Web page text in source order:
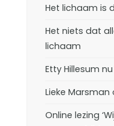
Het lichaam is
Het niets dat
lichaam
Etty Hillesum nu
Lieke Marsman
Online lezing